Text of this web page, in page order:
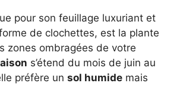
pour son feuillage luxuriant et
de clochettes, est la plante
zones ombragées de votre
s’étend du mois de juin au
préfère un sol humide mais